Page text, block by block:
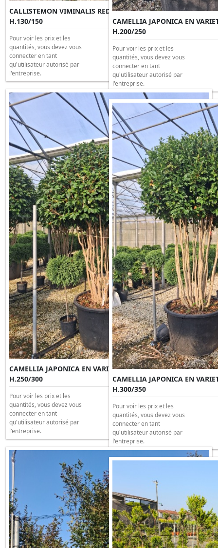
CALLISTEMON VIMINALIS RED STAR MULTITRONC Clt 65
H.130/150
Pour voir les prix et les
quantités, vous devez vous
connecter en tant
qu'utilisateur autorisé par
l'entreprise.
CAMELLIA JAPONICA EN
H.200/250
Pour voir les prix et les
quantités, vous devez vous
connecter en tant
qu'utilisateur autorisé par
l'entreprise.
CAMELLIA JAPONICA EN VARIETE' MULTITRONC Clt 375
H.250/300
Pour voir les prix et les
quantités, vous devez vous
connecter en tant
qu'utilisateur autorisé par
l'entreprise.
CAMELLIA JAPONICA EN
H.300/350
Pour voir les prix et les
quantités, vous devez vous
connecter en tant
qu'utilisateur autorisé par
l'entreprise.